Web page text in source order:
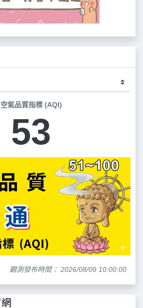
空氣品質指標 (AQI)
53
觀測發布時間： 2026/08/09 10:00:00